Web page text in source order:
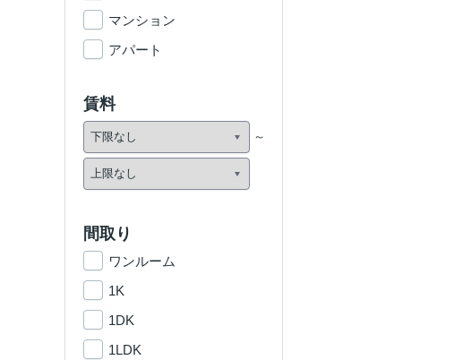
マンション
アパート
賃料
間取り
ワンルーム
1K
1DK
1LDK